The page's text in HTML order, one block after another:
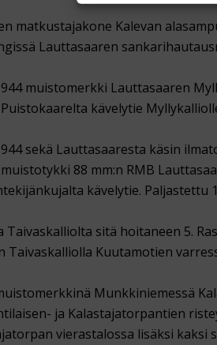
matkustajakone Kalevan
Lauttasaaren
muistomerkki Lauttasaaren
kävelytie
sekä Lauttasaaresta käsin
88 mm:n RMB
kävelytie. Paljastettu
sitä hoitaneen 5.
Taivaskalliolla Kuutamotien
Munkkiniemessä
ja Kalastajatorpantien
vierastalossa lisäksi kaksi